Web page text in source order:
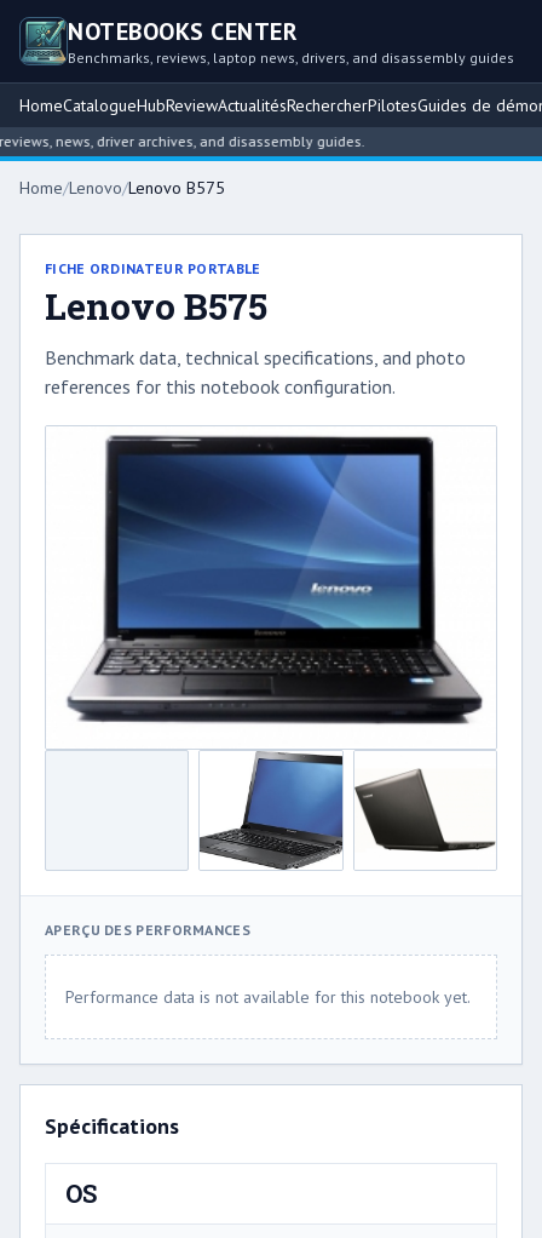
NOTEBOOKS CENTER
Benchmarks, reviews, laptop news, drivers, and disassembly guides
HomeCatalogueHubReviewActualitésRechercherPilotesGuides de
news, driver archives, and disassembly guides.
Home/Lenovo/Lenovo B575
FICHE ORDINATEUR PORTABLE
Lenovo B575
Benchmark data, technical specifications, and photo
references for this notebook configuration.
APERÇU DES PERFORMANCES
Performance data is not available for this notebook yet.
Spécifications
OS